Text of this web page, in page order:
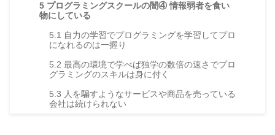
5 プログラミングスクールの闇④ 情報弱者を食い
物にしている
5.1 自力の学習でプログラミングを学習してプロ
になれるのは一握り
5.2 最高の環境で学べば独学の数倍の速さでプロ
グラミングのスキルは身に付く
5.3 人を騙すようなサービスや商品を売っている
会社は続けられない